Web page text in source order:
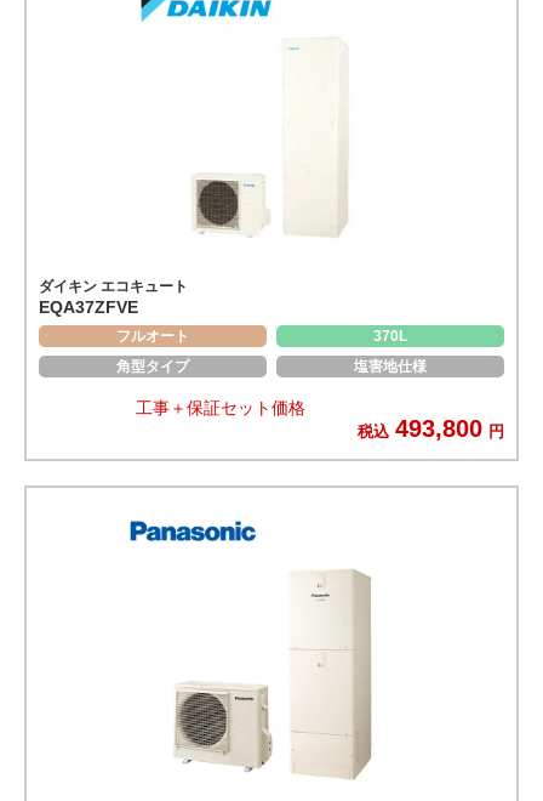
ダイキン エコキュート
EQA37ZFVE
フルオート
370L
角型タイプ
塩害地仕様
工事＋保証セット価格
税込 493,800 円